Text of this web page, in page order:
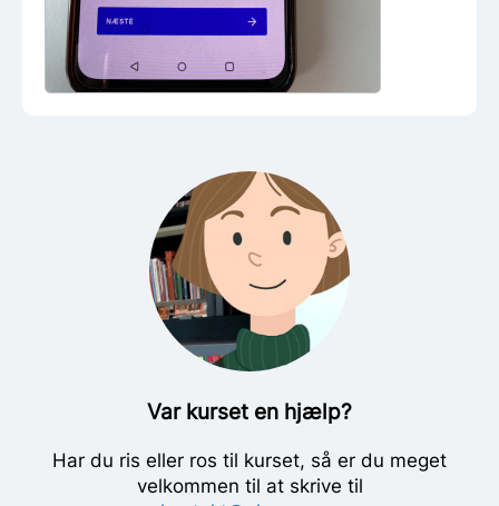
Var kurset en hjælp?
Har du ris eller ros til kurset, så er du meget
velkommen til at skrive til